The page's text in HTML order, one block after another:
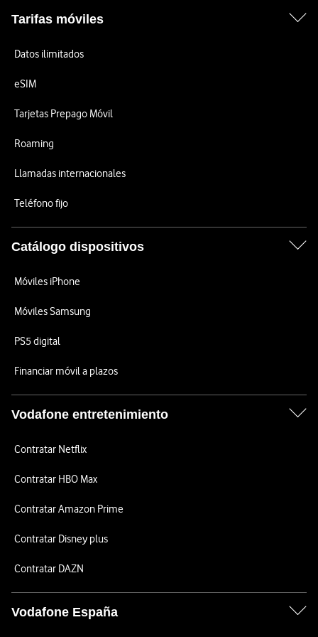
Tarifas móviles
Datos ilimitados
eSIM
Tarjetas Prepago Móvil
Roaming
Llamadas internacionales
Teléfono fijo
Catálogo dispositivos
Móviles iPhone
Móviles Samsung
PS5 digital
Financiar móvil a plazos
Vodafone entretenimiento
Contratar Netflix
Contratar HBO Max
Contratar Amazon Prime
Contratar Disney plus
Contratar DAZN
Vodafone España